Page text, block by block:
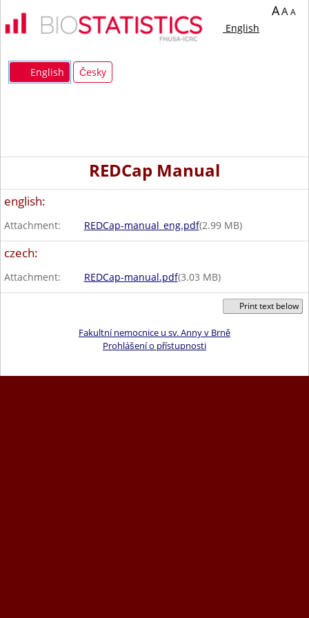
AAA
English
English Česky
REDCap Manual
english:
Attachment: REDCap-manual_eng.pdf(2.99MB)
czech:
Attachment: REDCap-manual.pdf(3.03 MB)
Print text below
Fakultní nemocnice u sv. Anny v Brně
Prohlášení o přístupnosti